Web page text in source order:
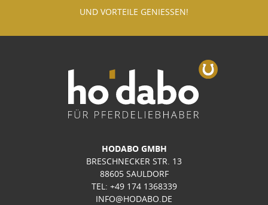
UND VORTEILE GENIESSEN!
HODABO GMBH
BRESCHNECKER STR. 13
88605 SAULDORF
TEL: +49 174 1368339
INFO@HODABO.DE